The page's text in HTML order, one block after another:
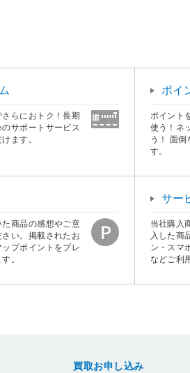
らにおトク！長期
サポートサービス
ます。
ポイ
ポイント
使う！ネ
う！ 面
す。
商品の感想やご意
い。掲載されたお
プポイントをプレ
。
サー
当社購入
入した商
ン・スマ
などご利
買取お申し込み